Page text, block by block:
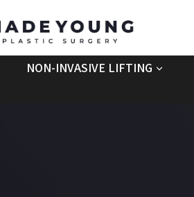
NON-INVASIVE LIFTING